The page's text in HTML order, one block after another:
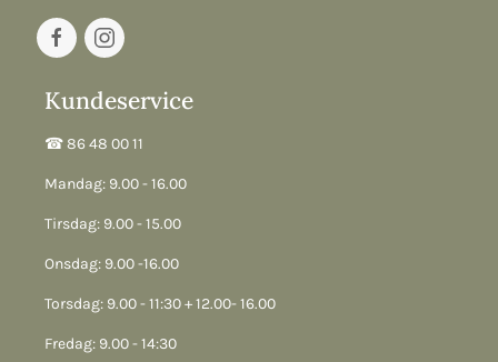
Kundeservice
☎︎ 86 48 00 11
Mandag: 9.00 - 16.00
Tirsdag: 9.00 - 15.00
Onsdag: 9.00 -16.00
Torsdag: 9.00 - 11:30 + 12.00- 16.00
Fredag: 9.00 - 14:30